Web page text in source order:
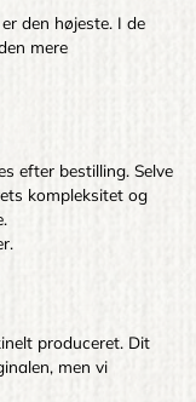
den højeste. I de
mere
efter bestilling. Selve
kompleksitet og
produceret. Dit
men vi